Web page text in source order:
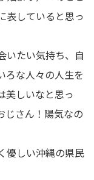
表していると思っ
いたい気持ち、自
ろな人々の人生を
美しいなと思っ
じさん！陽気なの
優しい沖縄の県民